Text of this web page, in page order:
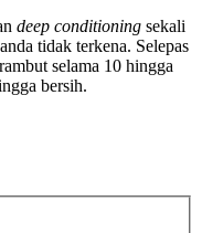
deep conditioning sekali
tidak terkena. Selepas
selama 10 hingga
bersih.